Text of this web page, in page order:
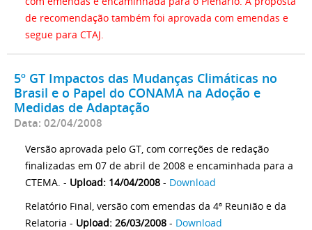
de recomendação também foi aprovada com emendas e
segue para CTAJ.
5º GT Impactos das Mudanças Climáticas no
Brasil e o Papel do CONAMA na Adoção e
Medidas de Adaptação
Data: 02/04/2008
Versão aprovada pelo GT, com correções de redação
finalizadas em 07 de abril de 2008 e encaminhada para a
CTEMA. - Upload: 14/04/2008 - Download
Relatório Final, versão com emendas da 4ª Reunião e da
Relatoria - Upload: 26/03/2008 - Download